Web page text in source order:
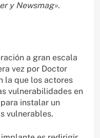
y Newsmag».
a gran escala
vez por Doctor
la que los actores
vulnerabilidades en
instalar un
vulnerables.